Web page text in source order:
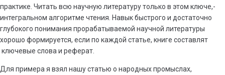
практике. Читать всю научную литературу только в этом ключе,-
интегральном алгоритме чтения. Навык быстрого и достаточно
глубокого понимания прорабатываемой научной литературы
хорошо формируется, если по каждой статье, книге составлят
ключевые слова и реферат.
Для примера я взял нашу статью о народных промыслах,